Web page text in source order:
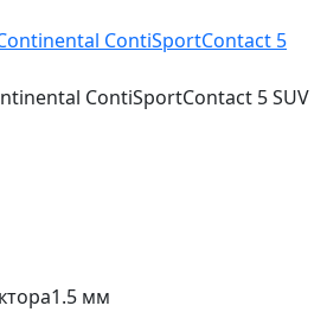
ContiSportContact 5 SUV
1.5 мм